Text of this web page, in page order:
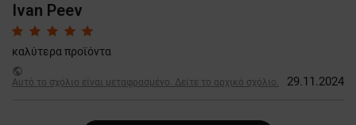
Ivan Peev
καλύτερα προϊόντα
public
Αυτό το σχόλιο είναι μεταφρασμένο. Δείτε το αρχικό σχόλιο.
29.11.2024